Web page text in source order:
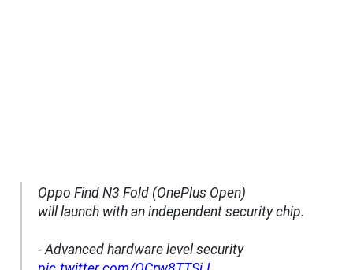
Oppo Find N3 Fold (OnePlus Open)
will launch with an independent security chip.
- Advanced hardware level security